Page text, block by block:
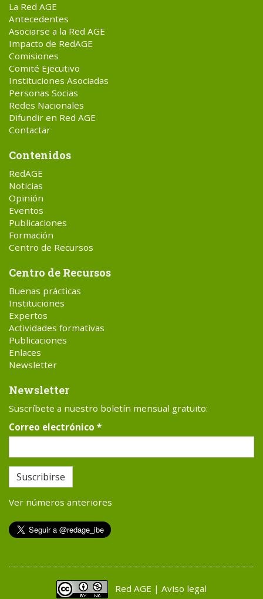
La Red AGE
Antecedentes
Asociarse a la Red AGE
Impacto de RedAGE
Comisiones
Comité Ejecutivo
Instituciones Asociadas
Personas Socias
Redes Nacionales
Difundir en Red AGE
Contactar
Contenidos
RedAGE
Noticias
Opinión
Eventos
Publicaciones
Formación
Centro de Recursos
Centro de Recursos
Buenas prácticas
Instituciones
Expertos
Actividades formativas
Publicaciones
Enlaces
Newsletter
Newsletter
Suscríbete a nuestro boletín mensual gratuito:
Correo electrónico *
Suscribirse
Ver números anteriores
Red AGE | Aviso legal